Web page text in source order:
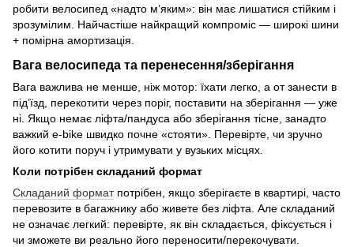
робити велосипед «надто м’яким»: він має лишатися стійким і
зрозумілим. Найчастіше найкращий компроміс — широкі шини
+ помірна амортизація.
Вага велосипеда та перенесення/зберігання
Вага важлива не менше, ніж мотор: їхати легко, а от занести в
під’їзд, перекотити через поріг, поставити на зберігання — уже
ні. Якщо немає ліфта/пандуса або зберігання тісне, занадто
важкий e-bike швидко почне «стояти». Перевірте, чи зручно
його котити поруч і утримувати у вузьких місцях.
Коли потрібен складаний формат
Складаний форматпотрібен, якщо зберігаєте в квартирі, часто
перевозите в багажнику або живете без ліфта. Але складаний
не означає легкий: перевірте, як він складається, фіксується і
чи зможете ви реально його переносити/перекочувати.